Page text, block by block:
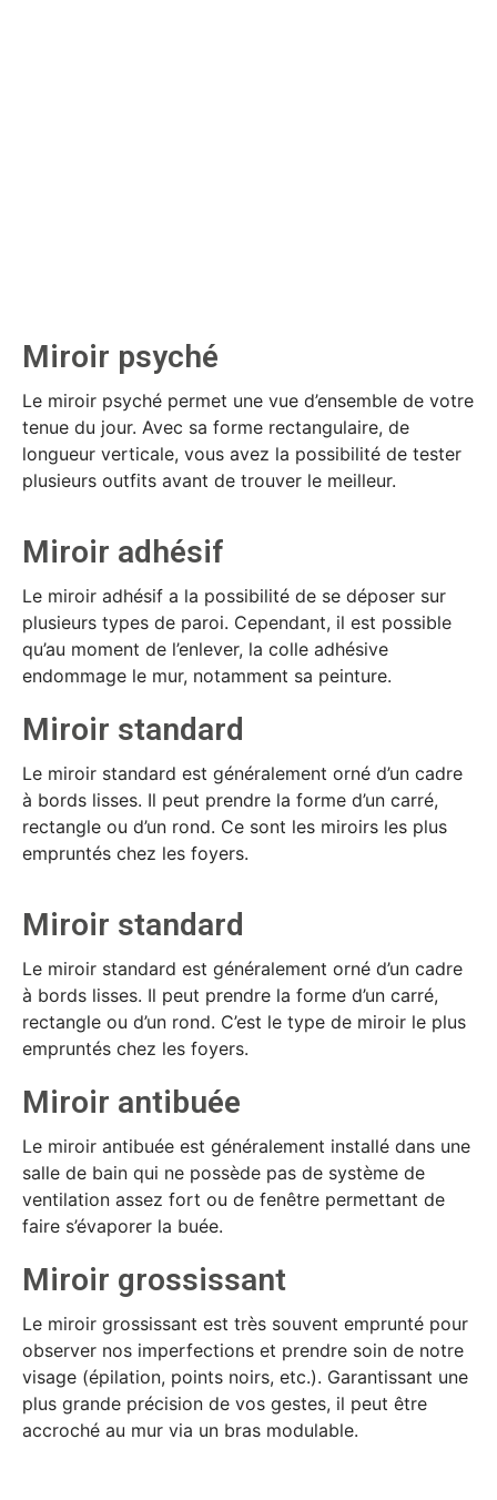
Miroir psyché
Le miroir psyché permet une vue d’ensemble de votre
tenue du jour. Avec sa forme rectangulaire, de
longueur verticale, vous avez la possibilité de tester
plusieurs outfits avant de trouver le meilleur.
Miroir adhésif
Le miroir adhésif a la possibilité de se déposer sur
plusieurs types de paroi. Cependant, il est possible
qu’au moment de l’enlever, la colle adhésive
endommage le mur, notamment sa peinture.
Miroir standard
Le miroir standard est généralement orné d’un cadre
à bords lisses. Il peut prendre la forme d’un carré,
rectangle ou d’un rond. Ce sont les miroirs les plus
empruntés chez les foyers.
Miroir standard
Le miroir standard est généralement orné d’un cadre
à bords lisses. Il peut prendre la forme d’un carré,
rectangle ou d’un rond. C’est le type de miroir le plus
empruntés chez les foyers.
Miroir antibuée
Le miroir antibuée est généralement installé dans une
salle de bain qui ne possède pas de système de
ventilation assez fort ou de fenêtre permettant de
faire s’évaporer la buée.
Miroir grossissant
Le miroir grossissant est très souvent emprunté pour
observer nos imperfections et prendre soin de notre
visage (épilation, points noirs, etc.). Garantissant une
plus grande précision de vos gestes, il peut être
accroché au mur via un bras modulable.